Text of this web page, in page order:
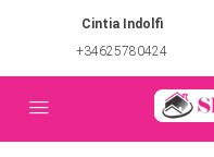
Cintia Indolfi
+34625780424